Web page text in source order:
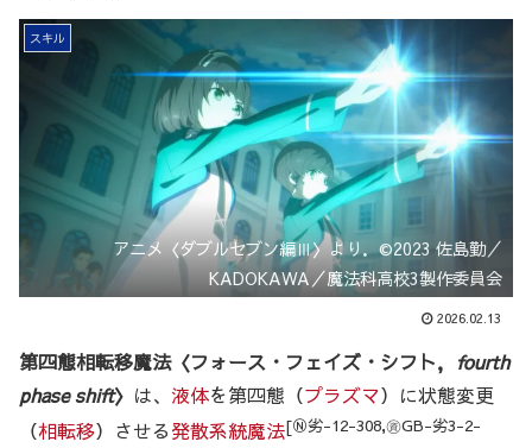
スキル
アニメ〈ダブルセブン編Ⅲ〉より．©2023 佐島勤／
KADOKAWA／魔法科高校3製作委員会
2026.02.13
第四態相転移魔法〈フォース・フェイズ・シフト， fourth
phase shift〉 は、 液体を第四態（プラズマ）に状態変更
（相転移）させる発散系統魔法[Ⓝ劣-12-308,㊮GB-劣3-2-